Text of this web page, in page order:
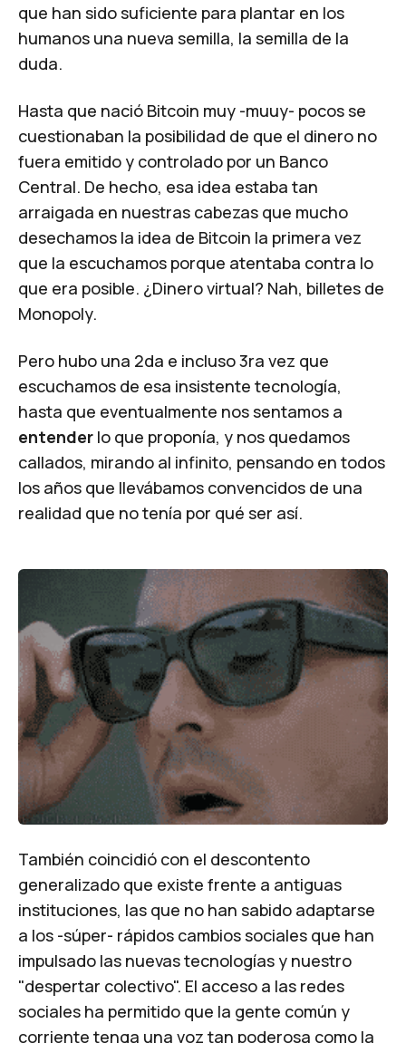
que han sido suficiente para plantar en los
humanos una nueva semilla, la semilla de la
duda.
Hasta que nació Bitcoin muy -muuy- pocos se
cuestionaban la posibilidad de que el dinero no
fuera emitido y controlado por un Banco
Central. De hecho, esa idea estaba tan
arraigada en nuestras cabezas que mucho
desechamos la idea de Bitcoin la primera vez
que la escuchamos porque atentaba contra lo
que era posible. ¿Dinero virtual? Nah, billetes de
Monopoly.
Pero hubo una 2da e incluso 3ra vez que
escuchamos de esa insistente tecnología,
hasta que eventualmente nos sentamos a
entender lo que proponía, y nos quedamos
callados, mirando al infinito, pensando en todos
los años que llevábamos convencidos de una
realidad que no tenía por qué ser así.
También coincidió con el descontento
generalizado que existe frente a antiguas
instituciones, las que no han sabido adaptarse
a los -súper- rápidos cambios sociales que han
impulsado las nuevas tecnologías y nuestro
"despertar colectivo". El acceso a las redes
sociales ha permitido que la gente común y
corriente tenga una voz tan poderosa como la